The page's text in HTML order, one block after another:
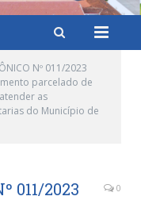
Nº 011/2023
parcelado de
as
do Município de
011/2023
0